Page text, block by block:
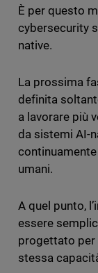
È per questo
cybersecurity
native.
La prossima
definita
a lavorare più
da sistemi AI-
umani.
A quel punto,
essere
progettato per
stessa